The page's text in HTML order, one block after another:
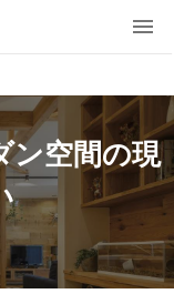
ン空間の現